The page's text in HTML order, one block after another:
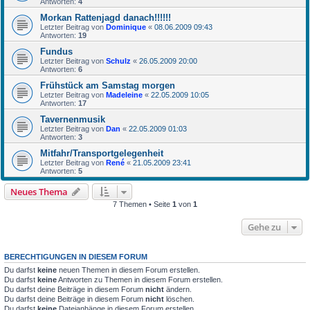
Morkan Rattenjagd danach!!!!!!
Letzter Beitrag von Dominique « 08.06.2009 09:43
Antworten: 19
Fundus
Letzter Beitrag von Schulz « 26.05.2009 20:00
Antworten: 6
Frühstück am Samstag morgen
Letzter Beitrag von Madeleine « 22.05.2009 10:05
Antworten: 17
Tavernenmusik
Letzter Beitrag von Dan « 22.05.2009 01:03
Antworten: 3
Mitfahr/Transportgelegenheit
Letzter Beitrag von René « 21.05.2009 23:41
Antworten: 5
Neues Thema
7 Themen • Seite 1 von 1
Gehe zu
BERECHTIGUNGEN IN DIESEM FORUM
Du darfst keine neuen Themen in diesem Forum erstellen.
Du darfst keineAntworten zu Themen in diesem Forum erstellen.
Du darfst deine Beiträge in diesem Forum nicht ändern.
Du darfst deine Beiträge in diesem Forum nicht löschen.
Du darfst keine Dateianhänge in diesem Forum erstellen.